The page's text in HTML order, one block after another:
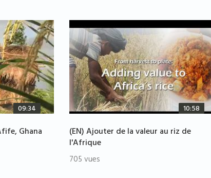
09:34
Ghana
10:58
(EN) Ajouter de la valeur au riz de
l'Afrique
705 vues